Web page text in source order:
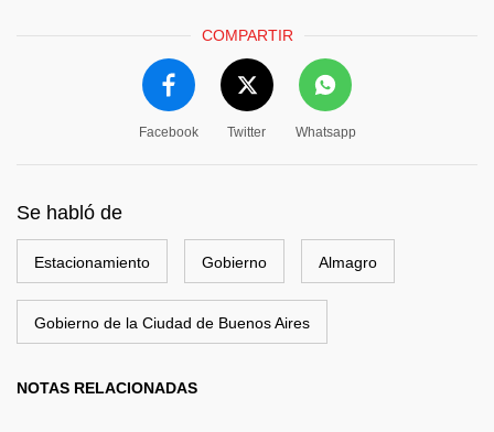
COMPARTIR
Facebook Twitter Whatsapp
Se habló de
Estacionamiento Gobierno Almagro
Gobierno de la Ciudad de Buenos Aires
NOTAS RELACIONADAS